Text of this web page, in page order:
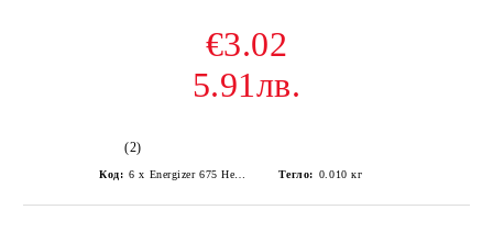
€3.02
5.91лв.
(2)
Код: Тегло: 0.010 кг